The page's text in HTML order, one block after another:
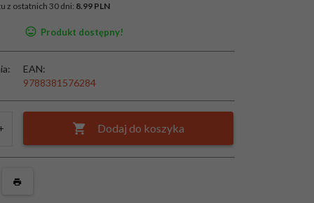
z ostatnich 30 dni: 8.99 PLN
Produkt dostępny!
EAN:
9788381576284
Dodaj do koszyka